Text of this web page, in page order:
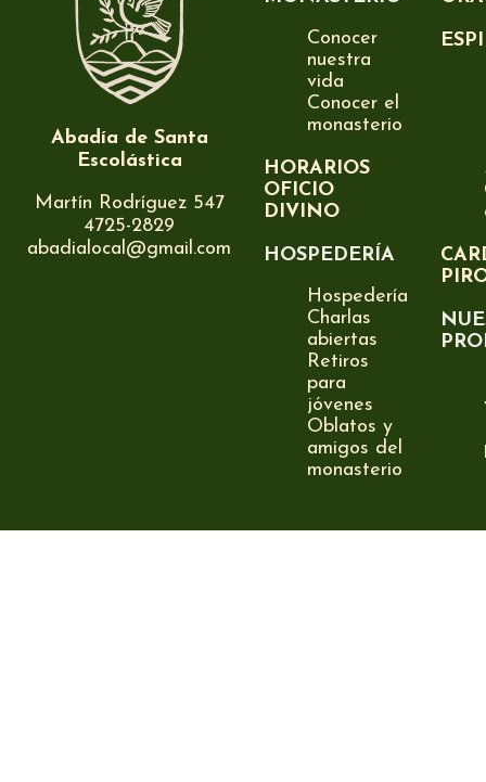
Abadía de Santa
Escolástica
Martín Rodríguez 547
4725-2829
abadialocal@gmail.com
Conocer
nuestra
vida
Conocer el
monasterio
HORARIOS
OFICIO
DIVINO
HOSPEDERÍA
Hospedería
Charlas
abiertas
Retiros
para
jóvenes
Oblatos y
amigos del
monasterio